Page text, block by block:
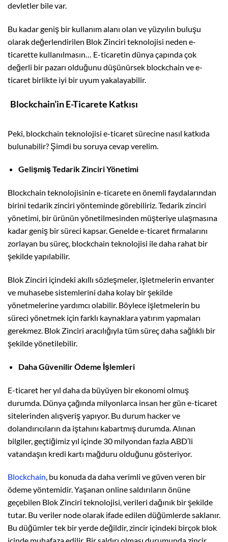
devletler bile var.
Bu kadar geniş bir kullanım alanı olan ve yüzyılın buluşu
olarak değerlendirilen Blok Zinciri teknolojisi neden e-
ticarette kullanılmasın… E-ticaretin dünya çapında çok
değerli bir pazarı olduğunu düşünürsek blockchain ve e-
ticaret birlikte iyi bir uyum yakalayabilir.
Blockchain’in E-Ticarete Katkısı
Peki, blockchain teknolojisi e-ticaret sürecine nasıl katkıda
bulunabilir? Şimdi bu soruya cevap verelim.
Gelişmiş Tedarik Zinciri Yönetimi
Blockchain teknolojisinin e-ticarete en önemli faydalarından
birini tedarik zinciri yönteminde görebiliriz. Tedarik zinciri
yönetimi, bir ürünün yönetilmesinden müşteriye ulaşmasına
kadar geniş bir süreci kapsar. Genelde e-ticaret firmalarını
zorlayan bu süreç, blockchain teknolojisi ile daha rahat bir
şekilde yapılabilir.
Blok Zinciri içindeki akıllı sözleşmeler, işletmelerin envanter
ve muhasebe sistemlerini daha kolay bir şekilde
yönetmelerine yardımcı olabilir. Böylece işletmelerin bu
süreci yönetmek için farklı kaynaklara yatırım yapmaları
gerekmez. Blok Zinciri aracılığıyla tüm süreç daha sağlıklı bir
şekilde yönetilebilir.
Daha Güvenilir Ödeme İşlemleri
E-ticaret her yıl daha da büyüyen bir ekonomi olmuş
durumda. Dünya çağında milyonlarca insan her gün e-ticaret
sitelerinden alışveriş yapıyor. Bu durum hacker ve
dolandırıcıların da iştahını kabartmış durumda. Alınan
bilgiler, geçtiğimiz yıl içinde 30 milyondan fazla ABD’li
vatandaşın kredi kartı mağduru olduğunu gösteriyor.
Blockchain, bu konuda da daha verimli ve güven veren bir
ödeme yöntemidir. Yaşanan online saldırıların önüne
geçebilen Blok Zinciri teknolojisi, verileri dağınık bir şekilde
tutar. Bu veriler node olarak ifade edilen düğümlerde saklanır.
Bu düğümler tek bir yerde değildir, zincir içindeki birçok blok